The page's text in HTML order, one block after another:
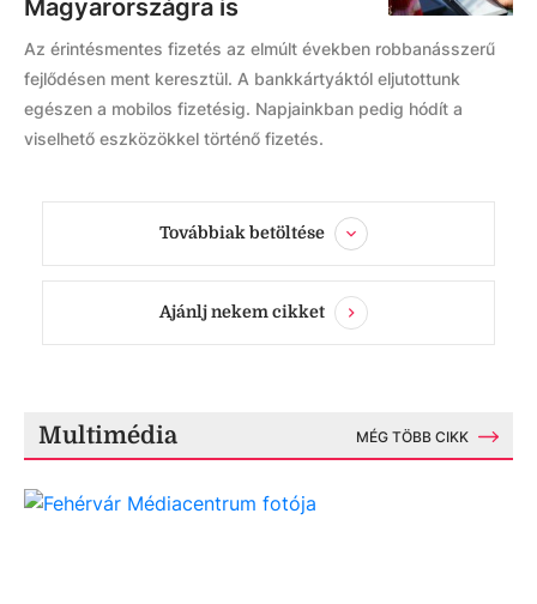
Magyarországra is
Az érintésmentes fizetés az elmúlt években robbanásszerű
fejlődésen ment keresztül. A bankkártyáktól eljutottunk
egészen a mobilos fizetésig. Napjainkban pedig hódít a
viselhető eszközökkel történő fizetés.
Továbbiak betöltése
Ajánlj nekem cikket
Multimédia MÉG TÖBB CIKK